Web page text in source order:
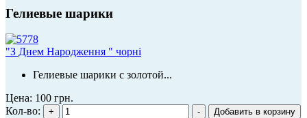
Гелиевые шарики
"З Днем Народження " чорні
Гелиевые шарики с золотой...
Цена: 100 грн.
Кол-во: